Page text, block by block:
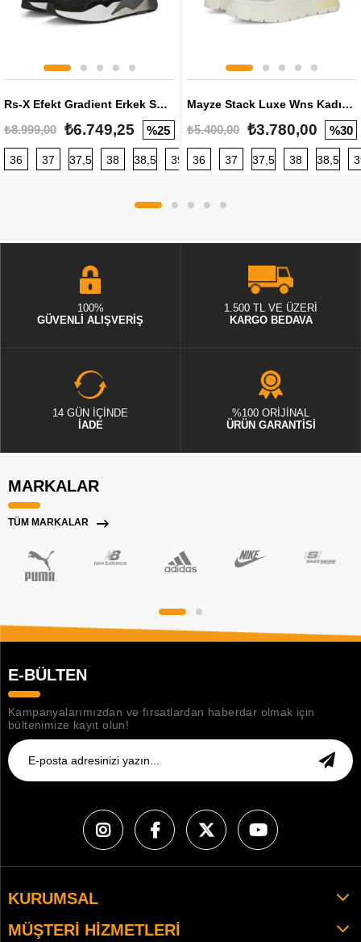
Rs-X Efekt Gradient Erkek Sneaker
₺8.999,00 ₺6.749,25 %25
36 37 37,5 38 38,5 39 40 40,5 41 42 42,5
Mayze Stack Luxe Wns Kadın Sneaker
₺5.400,00 ₺3.780,00 %30
36 37 37,5 38 38,5
100%
GÜVENLİ ALIŞVERİŞ
1.500 TL VE ÜZERİ
KARGO BEDAVA
14 GÜN İÇİNDE
İADE
%100 ORİJİNAL
ÜRÜN GARANTİSİ
MARKALAR
TÜM MARKALAR
E-BÜLTEN
Kampanyalarımızdan ve fırsatlardan haberdar olmak için
bültenimize kayıt olun!
KURUMSAL
MÜŞTERI HIZMETLERI